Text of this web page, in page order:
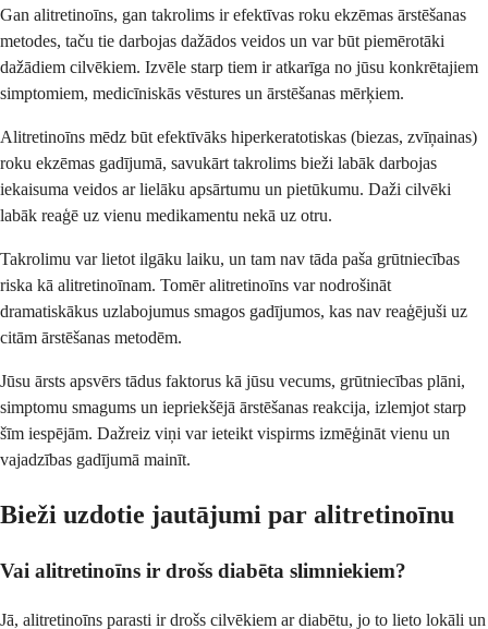
Gan alitretinoīns, gan takrolims ir efektīvas roku ekzēmas ārstēšanas
metodes, taču tie darbojas dažādos veidos un var būt piemērotāki
dažādiem cilvēkiem. Izvēle starp tiem ir atkarīga no jūsu konkrētajiem
simptomiem, medicīniskās vēstures un ārstēšanas mērķiem.
Alitretinoīns mēdz būt efektīvāks hiperkeratotiskas (biezas, zvīņainas)
roku ekzēmas gadījumā, savukārt takrolims bieži labāk darbojas
iekaisuma veidos ar lielāku apsārtumu un pietūkumu. Daži cilvēki
labāk reaģē uz vienu medikamentu nekā uz otru.
Takrolimu var lietot ilgāku laiku, un tam nav tāda paša grūtniecības
riska kā alitretinoīnam. Tomēr alitretinoīns var nodrošināt
dramatiskākus uzlabojumus smagos gadījumos, kas nav reaģējuši uz
citām ārstēšanas metodēm.
Jūsu ārsts apsvērs tādus faktorus kā jūsu vecums, grūtniecības plāni,
simptomu smagums un iepriekšējā ārstēšanas reakcija, izlemjot starp
šīm iespējām. Dažreiz viņi var ieteikt vispirms izmēģināt vienu un
vajadzības gadījumā mainīt.
Bieži uzdotie jautājumi par alitretinoīnu
Vai alitretinoīns ir drošs diabēta slimniekiem?
Jā, alitretinoīns parasti ir drošs cilvēkiem ar diabētu, jo to lieto lokāli un